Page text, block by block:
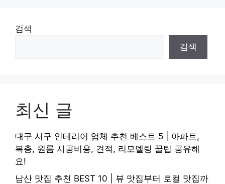
검색
검색
최신 글
대구 서구 인테리어 업체 추천 베스트 5 | 아파트,
복층, 원룸 시공비용, 견적, 리모델링 꿀팁 공유해
요!
남산 맛집 추천 BEST 10 | 뷰 맛집부터 로컬 맛집까